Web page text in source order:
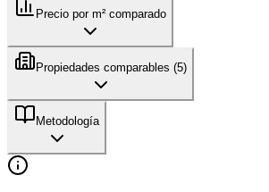
Precio por m² comparado
Propiedades comparables (5)
Metodología